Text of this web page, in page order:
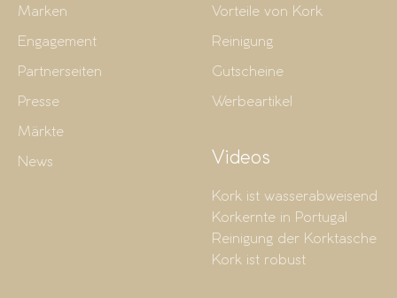
Marken
Engagement
Partnerseiten
Presse
Märkte
News
Vorteile von Kork
Reinigung
Gutscheine
Werbeartikel
Videos
Kork ist wasserabweisend
Korkernte in Portugal
Reinigung der Korktasche
Kork ist robust